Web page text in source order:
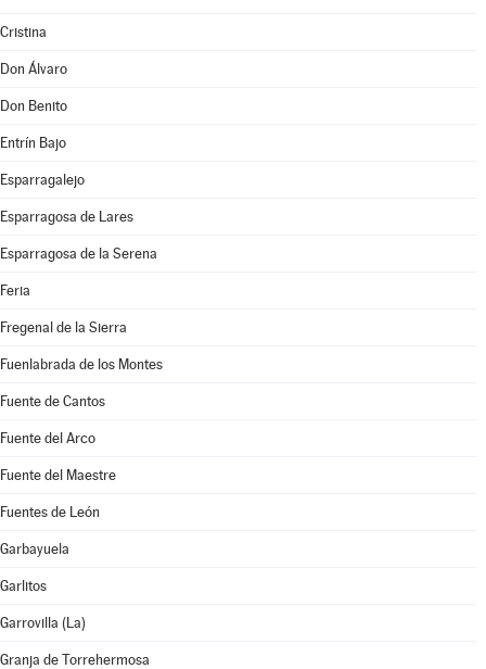
Cristina
Don Álvaro
Don Benito
Entrín Bajo
Esparragalejo
Esparragosa de Lares
Esparragosa de la Serena
Feria
Fregenal de la Sierra
Fuenlabrada de los Montes
Fuente de Cantos
Fuente del Arco
Fuente del Maestre
Fuentes de León
Garbayuela
Garlitos
Garrovilla (La)
Granja de Torrehermosa